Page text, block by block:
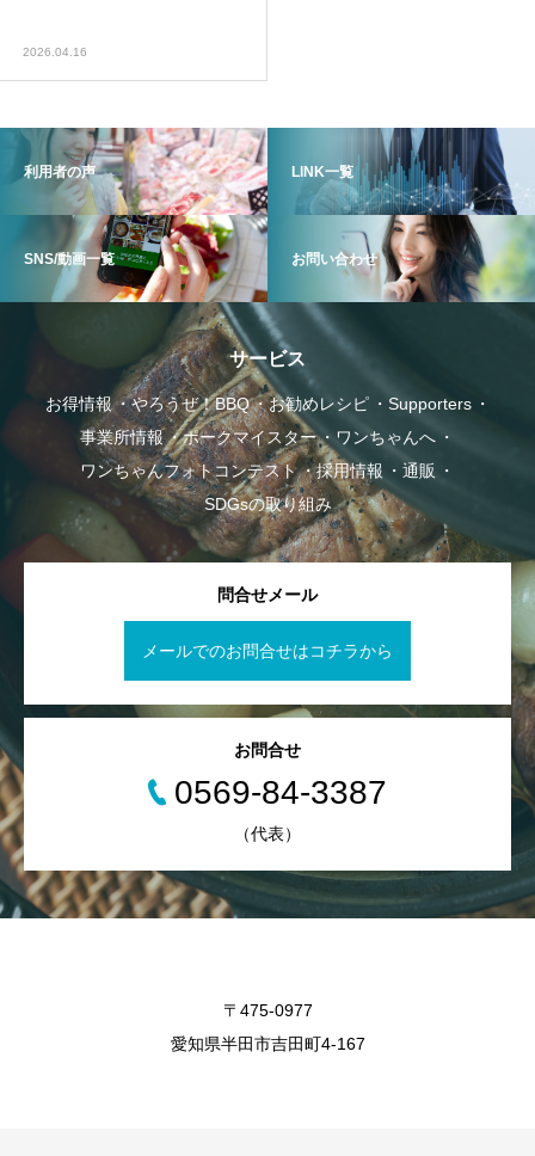
2026.04.16
利用者の声 LINK一覧
SNS/動画一覧 お問い合わせ
サービス
お得情報 やろうぜ！BBQ お勧めレシピ
Supporters
事業所情報
ポークマイスター
ワンちゃんへ
ワンちゃんフォトコンテスト
採用情報
通販
SDGsの取り組み
問合せメール
メールでのお問合せはコチラから
お問合せ
0569-84-3387
（代表）
〒475-0977
愛知県半田市吉田町4-167